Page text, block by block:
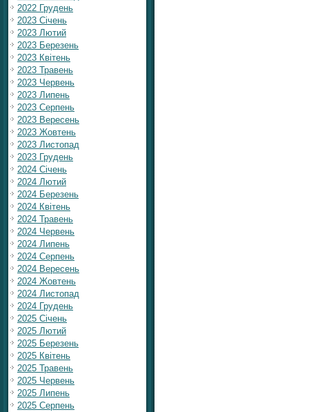
2022 Грудень
2023 Січень
2023 Лютий
2023 Березень
2023 Квітень
2023 Травень
2023 Червень
2023 Липень
2023 Серпень
2023 Вересень
2023 Жовтень
2023 Листопад
2023 Грудень
2024 Січень
2024 Лютий
2024 Березень
2024 Квітень
2024 Травень
2024 Червень
2024 Липень
2024 Серпень
2024 Вересень
2024 Жовтень
2024 Листопад
2024 Грудень
2025 Січень
2025 Лютий
2025 Березень
2025 Квітень
2025 Травень
2025 Червень
2025 Липень
2025 Серпень